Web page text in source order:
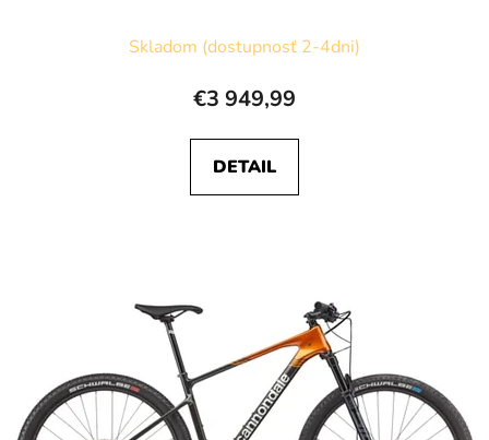
Skladom (dostupnosť 2-4dni)
€3 949,99
DETAIL